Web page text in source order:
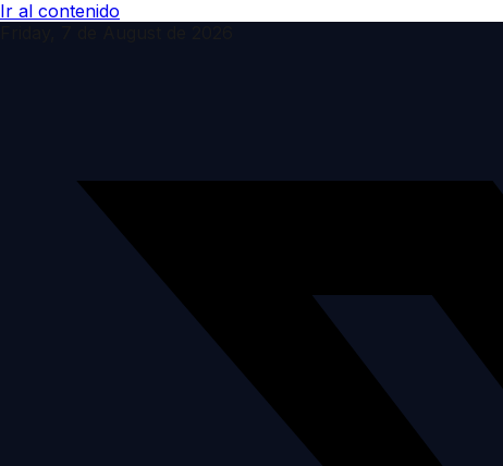
Ir al contenido